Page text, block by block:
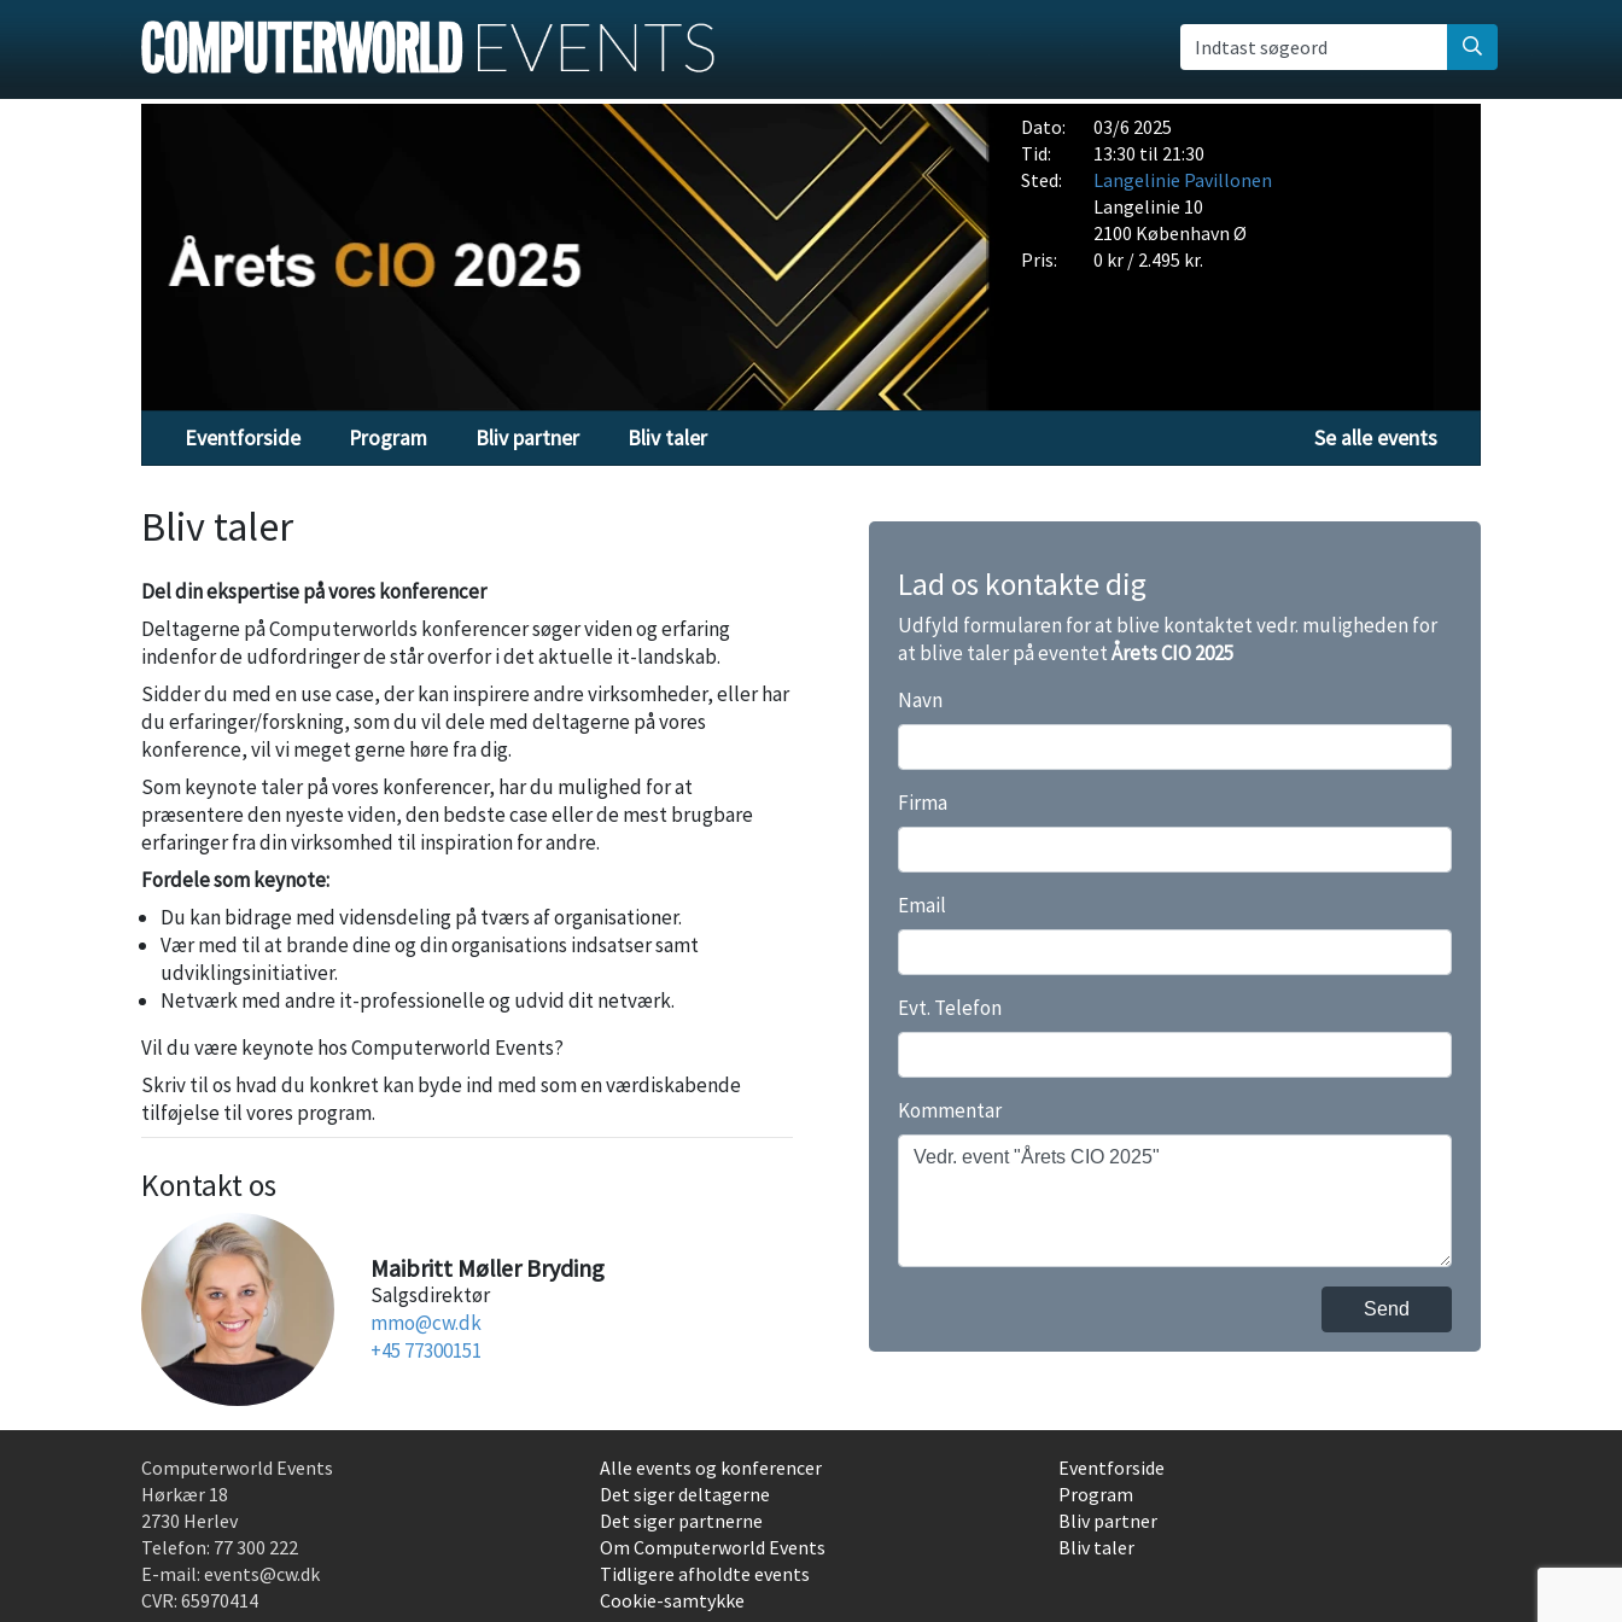
Indtast søgeord
Dato:
03/6 2025
Tid:
13:30 til 21:30
Sted:
Langelinie Pavillonen
Langelinie 10
2100 København Ø
Pris:
0 kr / 2.495 kr.
Eventforside Program Bliv partner Bliv taler Se alle events
Bliv taler
Del din ekspertise på vores konferencer
Deltagerne på Computerworlds konferencer søger viden og erfaring
indenfor de udfordringer de står overfor i det aktuelle it-landskab.
Sidder du med en use case, der kan inspirere andre virksomheder, eller har
du erfaringer/forskning, som du vil dele med deltagerne på vores
konference, vil vi meget gerne høre fra dig.
Som keynote taler på vores konferencer, har du mulighed for at
præsentere den nyeste viden, den bedste case eller de mest brugbare
erfaringer fra din virksomhed til inspiration for andre.
Fordele som keynote:
Du kan bidrage med vidensdeling på tværs af organisationer.
Vær med til at brande dine og din organisations indsatser samt
udviklingsinitiativer.
Netværk med andre it-professionelle og udvid dit netværk.
Vil du være keynote hos Computerworld Events?
Skriv til os hvad du konkret kan byde ind med som en værdiskabende
tilføjelse til vores program.
Kontakt os
Maibritt Møller Bryding
Salgsdirektør
mmo@cw.dk
+45 77300151
Lad os kontakte dig
Udfyld formularen for at blive kontaktet vedr. muligheden for
at blive taler på eventetÅrets CIO 2025
Navn
Firma
Email
Evt. Telefon
Kommentar
Send
Computerworld Events
Hørkær 18
2730 Herlev
Telefon: 77 300 222
E-mail: events@cw.dk
CVR: 65970414
Alle events og konferencer
Det siger deltagerne
Det siger partnerne
Om Computerworld Events
Tidligere afholdte events
Cookie-samtykke
Eventforside
Program
Bliv partner
Bliv taler